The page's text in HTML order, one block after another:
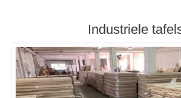
Industriele